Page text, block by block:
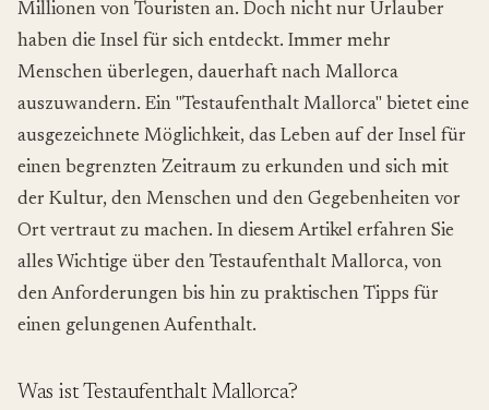
Millionen von Touristen an. Doch nicht nur Urlauber
haben die Insel für sich entdeckt. Immer mehr
Menschen überlegen, dauerhaft nach Mallorca
auszuwandern. Ein "Testaufenthalt Mallorca" bietet eine
ausgezeichnete Möglichkeit, das Leben auf der Insel für
einen begrenzten Zeitraum zu erkunden und sich mit
der Kultur, den Menschen und den Gegebenheiten vor
Ort vertraut zu machen. In diesem Artikel erfahren Sie
alles Wichtige über den Testaufenthalt Mallorca, von
den Anforderungen bis hin zu praktischen Tipps für
einen gelungenen Aufenthalt.
Was ist Testaufenthalt Mallorca?